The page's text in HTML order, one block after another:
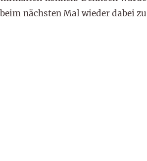
nächsten Mal wieder dabei zu